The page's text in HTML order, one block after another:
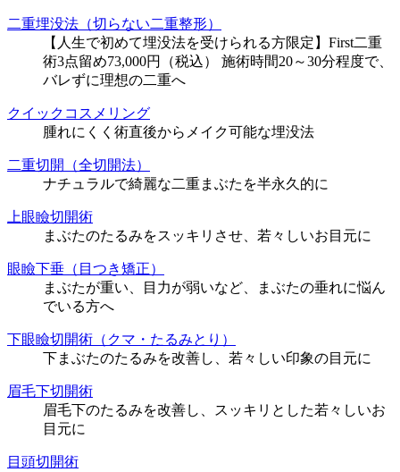
二重埋没法（切らない二重整形）
【人生で初めて埋没法を受けられる方限定】First二重
術3点留め73,000円（税込） 施術時間20～30分程度で、
バレずに理想の二重へ
クイックコスメリング
腫れにくく術直後からメイク可能な埋没法
二重切開（全切開法）
ナチュラルで綺麗な二重まぶたを半永久的に
上眼瞼切開術
まぶたのたるみをスッキリさせ、若々しいお目元に
眼瞼下垂（目つき矯正）
まぶたが重い、目力が弱いなど、まぶたの垂れに悩ん
でいる方へ
下眼瞼切開術（クマ・たるみとり）
下まぶたのたるみを改善し、若々しい印象の目元に
眉毛下切開術
眉毛下のたるみを改善し、スッキリとした若々しいお
目元に
目頭切開術